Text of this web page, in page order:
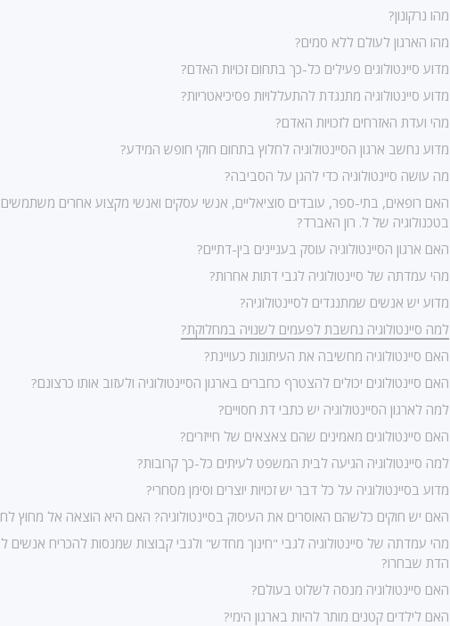
מהו נרקונון?
מהו הארגון לעולם ללא סמים?
מדוע סיינטולוגים פעילים כל-כך בתחום זכויות האדם?
מדוע סיינטולוגיה מתנגדת להתעללויות פסיכיאטריות?
מהי ועדת האזרחים לזכויות האדם?
מדוע נחשב ארגון הסיינטולוגיה לחלוץ בתחום חוקי חופש המידע?
מה עושה סיינטולוגיה כדי להגן על הסביבה?
האם רופאים, בתי-ספר, עובדים סוציאליים, אנשי עסקים ואנשי מקצוע אחרים משתמשים
בטכנולוגיה של ל. רון האברד?
האם ארגון הסיינטולוגיה עוסק בעניינים בין-דתיים?
מהי עמדתה של סיינטולוגיה לגבי דתות אחרות?
מדוע יש אנשים שמתנגדים לסיינטולוגיה?
למה סיינטולוגיה נחשבת לפעמים לשנויה במחלוקת?
האם סיינטולוגיה מחשיבה את העיתונות כעויינת?
האם סיינטולוגים יכולים להצטרף כחברים בארגון הסיינטולוגיה ולעזוב אותו כרצונם?
למה לארגון הסיינטולוגיה יש כתבי דת חסויים?
האם סיינטולוגים מאמינים שהם צאצאים של חייזרים?
למה סיינטולוגיה הגיעה לבית המשפט לעיתים כל-כך קרובות?
מדוע בסיינטולוגיה על כל דבר יש זכויות יוצרים וסימן מסחרי?
האם יש חוקים כלשהם האוסרים את העיסוק בסיינטולוגיה? האם היא הוצאה אל מחוץ
מהי עמדתה של סיינטולוגיה לגבי "חינוך מחדש" ולגבי קבוצות שמנסות להכריח אנשים
הדת שבחרו?
האם סיינטולוגיה מנסה לשלוט בעולם?
האם לילדים קטנים מותר להיות בארגון הימי?